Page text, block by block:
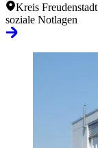
Kreis Freudenstadt
soziale Notlagen